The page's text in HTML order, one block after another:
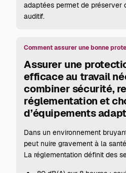
adaptées permet de préserver
auditif.
Comment assurer une bonne
Assurer une
efficace au travail
combiner sécurité,
réglementation et
d’équipements
Dans un environnement
peut nuire gravement à la
La réglementation définit des